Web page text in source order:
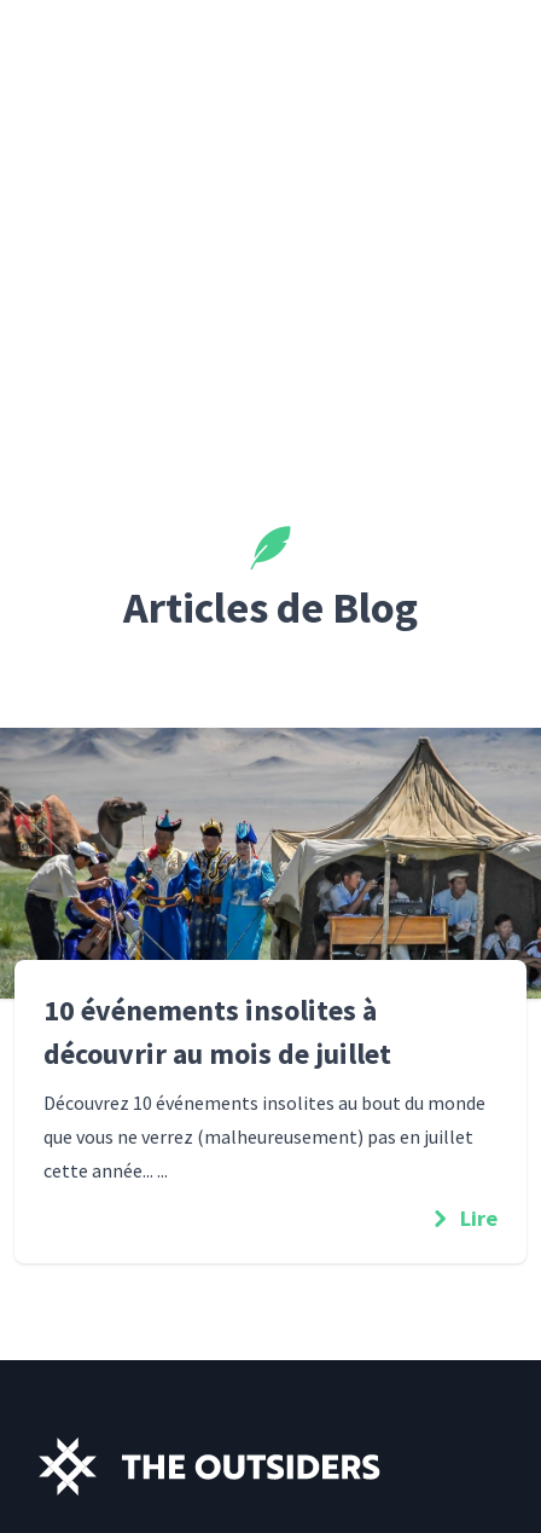
Articles de Blog
10 événements insolites à
découvrir au mois de juillet
Découvrez 10 événements insolites au bout du monde
que vous ne verrez (malheureusement) pas en juillet
cette année... ...
Lire